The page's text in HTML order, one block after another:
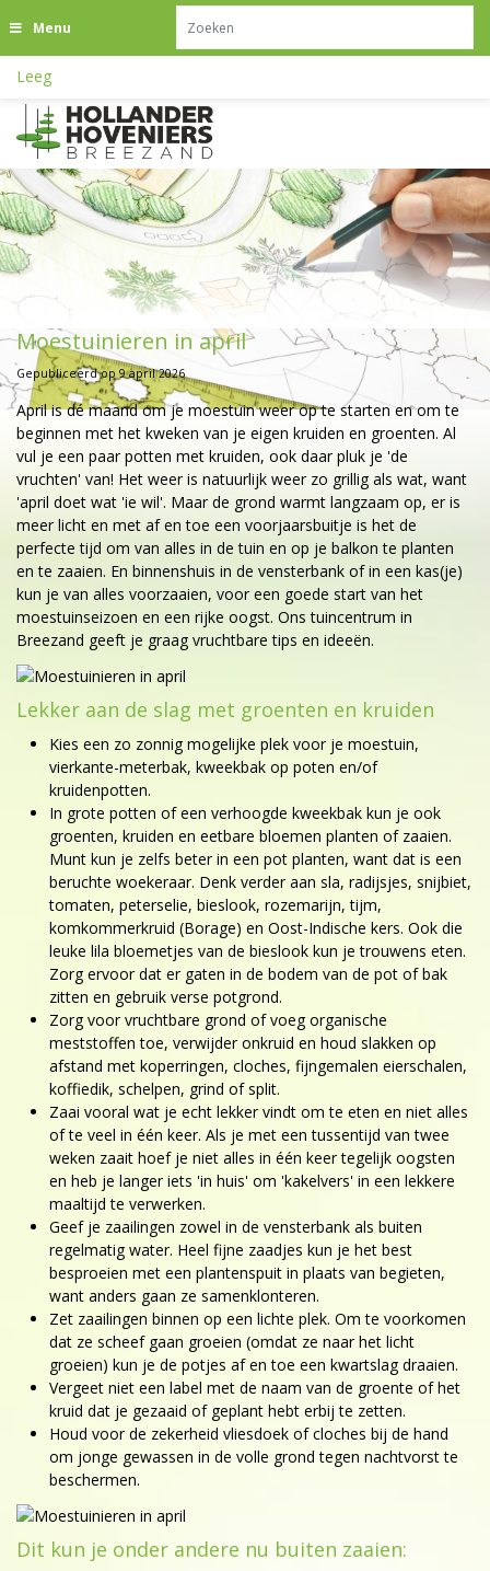
n
o
n
t
e
n
Menu
Leeg
Moestuinieren in april
Gepubliceerd op 9 april 2026
April is dé maand om je moestuin weer op te starten en om te
beginnen met het kweken van je eigen kruiden en groenten. Al
vul je een paar potten met kruiden, ook daar pluk je 'de
vruchten' van! Het weer is natuurlijk weer zo grillig als wat, want
'april doet wat 'ie wil'. Maar de grond warmt langzaam op, er is
meer licht en met af en toe een voorjaarsbuitje is het de
perfecte tijd om van alles in de tuin en op je balkon te planten
en te zaaien. En binnenshuis in de vensterbank of in een kas(je)
kun je van alles voorzaaien, voor een goede start van het
moestuinseizoen en een rijke oogst. Ons tuincentrum in
Breezand geeft je graag vruchtbare tips en ideeën.
Lekker aan de slag met groenten en kruiden
Kies een zo zonnig mogelijke plek voor je moestuin,
vierkante-meterbak, kweekbak op poten en/of
kruidenpotten.
In grote potten of een verhoogde kweekbak kun je ook
groenten, kruiden en eetbare bloemen planten of zaaien.
Munt kun je zelfs beter in een pot planten, want dat is een
beruchte woekeraar. Denk verder aan sla, radijsjes, snijbiet,
tomaten, peterselie, bieslook, rozemarijn, tijm,
komkommerkruid (Borage) en Oost-Indische kers. Ook die
leuke lila bloemetjes van de bieslook kun je trouwens eten.
Zorg ervoor dat er gaten in de bodem van de pot of bak
zitten en gebruik verse potgrond.
Zorg voor vruchtbare grond of voeg organische
meststoffen toe, verwijder onkruid en houd slakken op
afstand met koperringen, cloches, fijngemalen eierschalen,
koffiedik, schelpen, grind of split.
Zaai vooral wat je echt lekker vindt om te eten en niet alles
of te veel in één keer. Als je met een tussentijd van twee
weken zaait hoef je niet alles in één keer tegelijk oogsten
en heb je langer iets 'in huis' om 'kakelvers' in een lekkere
maaltijd te verwerken.
Geef je zaailingen zowel in de vensterbank als buiten
regelmatig water. Heel fijne zaadjes kun je het best
besproeien met een plantenspuit in plaats van begieten,
want anders gaan ze samenklonteren.
Zet zaailingen binnen op een lichte plek. Om te voorkomen
dat ze scheef gaan groeien (omdat ze naar het licht
groeien) kun je de potjes af en toe een kwartslag draaien.
Vergeet niet een label met de naam van de groente of het
kruid dat je gezaaid of geplant hebt erbij te zetten.
Houd voor de zekerheid vliesdoek of cloches bij de hand
om jonge gewassen in de volle grond tegen nachtvorst te
beschermen.
Dit kun je onder andere nu buiten zaaien: